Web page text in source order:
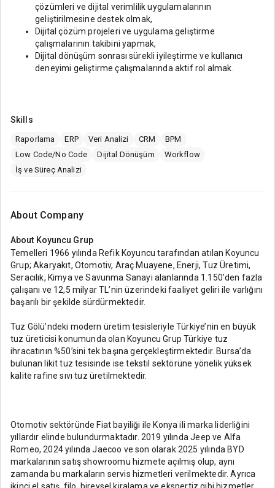
çözümleri ve dijital verimlilik uygulamalarının
geliştirilmesine destek olmak,
Dijital çözüm projeleri ve uygulama geliştirme
çalışmalarının takibini yapmak,
Dijital dönüşüm sonrası sürekli iyileştirme ve kullanıcı
deneyimi geliştirme çalışmalarında aktif rol almak.
Skills
Raporlama ERP Veri Analizi CRM
BPM
Low Code/No Code
Dijital Dönüşüm
Workflow
İş ve Süreç Analizi
About Company
About Koyuncu Grup
Temelleri 1966 yılında Refik Koyuncu tarafından atılan Koyuncu
Grup; Akaryakıt, Otomotiv, Araç Muayene, Enerji, Tuz Üretimi,
Seracılık, Kimya ve Savunma Sanayi alanlarında 1.150’den fazla
çalışanı ve 12,5 milyar TL’nin üzerindeki faaliyet geliri ile varlığını
başarılı bir şekilde sürdürmektedir.
Tuz Gölü’ndeki modern üretim tesisleriyle Türkiye’nin en büyük
tuz üreticisi konumunda olan Koyuncu Grup Türkiye tuz
ihracatının %50’sini tek başına gerçekleştirmektedir. Bursa’da
bulunan likit tuz tesisinde ise tekstil sektörüne yönelik yüksek
kalite rafine sıvı tuz üretilmektedir.
Otomotiv sektöründe Fiat bayiliği ile Konya ili marka liderliğini
yıllardır elinde bulundurmaktadır. 2019 yılında Jeep ve Alfa
Romeo, 2024 yılında Jaecoo ve son olarak 2025 yılında BYD
markalarının satış showroomu hizmete açılmış olup, aynı
zamanda bu markaların servis hizmetleri verilmektedir. Ayrıca